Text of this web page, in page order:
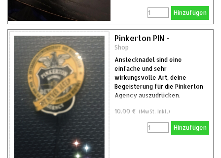
Hinzufügen
Pinkerton PIN -
Shop
Anstecknadel sind eine
einfache und sehr
wirkungsvolle Art, deine
Begeisterung für die Pinkerton
Agency auszudrücken.
10.00 € (MwSt. Inkl.)
Hinzufügen